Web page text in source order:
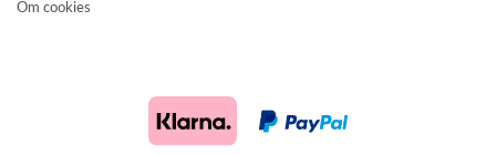
Om cookies